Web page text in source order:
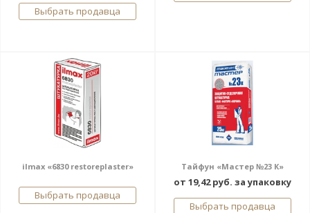
Выбрать продавца
ilmax «6830 restoreplaster»
Выбрать продавца
Тайфун «Мастер №23 К»
от 19,42 руб. за упаковку
Выбрать продавца